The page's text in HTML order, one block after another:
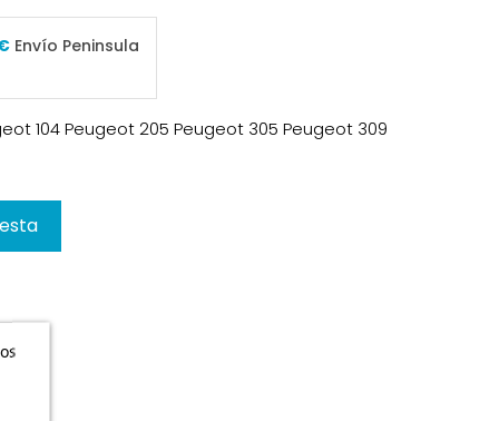
Envío Peninsula
104 Peugeot 205 Peugeot 305 Peugeot 309